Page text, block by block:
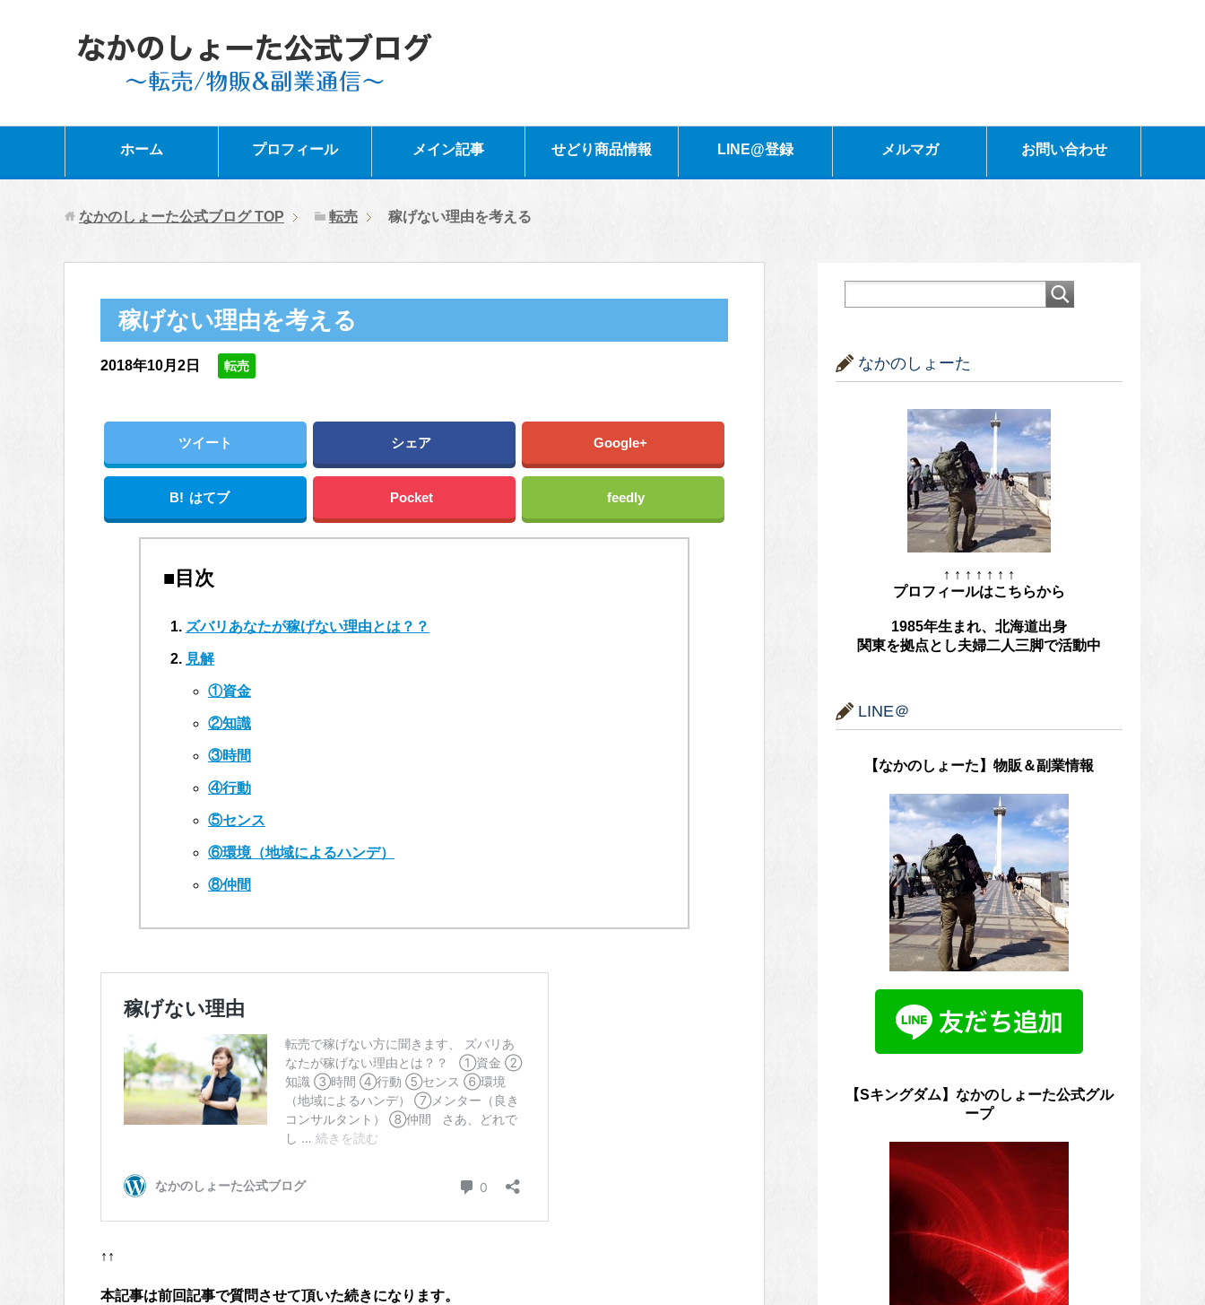
ホーム プロフィール メイン記事 せどり商品情報 LINE@登録 メルマガ お問い合わせ
なかのしょーた公式ブログTOP 転売 稼げない理由を考える
稼げない理由を考える
2018年10月2日 転売
ツイート シェア Google+
B! はてブ Pocket feedly
■目次
ズバリあなたが稼げない理由とは？？
見解
①資金
②知識
③時間
④行動
⑤センス
⑥環境（地域によるハンデ）
⑧仲間
↑↑
本記事は前回記事で質問させて頂いた続きになります。
なかのしょーた
↑ ↑ ↑ ↑ ↑ ↑ ↑
プロフィールはこちらから
1985年生まれ、北海道出身
関東を拠点とし夫婦二人三脚で活動中
LINE＠
【なかのしょーた】物販＆副業情報
【Sキングダム】なかのしょーた公式グル
ープ